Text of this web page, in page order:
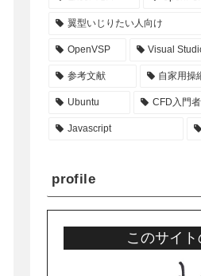
翼型いじりたい人向け
OpenVSP Visual
参考文献 自家用操
Ubuntu CFD入門
Javascript
profile
このサイ